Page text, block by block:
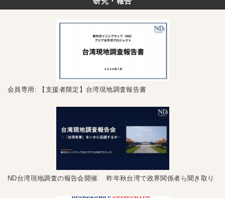
会員専用: 【支援者限定】台湾現地調査報告書
ND台湾現地調査の報告会開催 昨年秋台湾で政界関係者ら聞き取り